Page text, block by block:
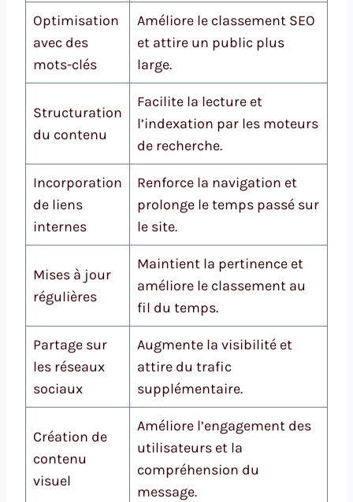
Optimisation
avec des
mots-clés
Améliore le classement SEO
et attire un public plus
large.
Structuration
du contenu
Facilite la lecture et
l’indexation par les moteurs
de recherche.
Incorporation
de liens
internes
Renforce la navigation et
prolonge le temps passé sur
le site.
Mises à jour
régulières
Maintient la pertinence et
améliore le classement au
fil du temps.
Partage sur
les réseaux
sociaux
Augmente la visibilité et
attire du trafic
supplémentaire.
Création de
contenu
visuel
Améliore l’engagement des
utilisateurs et la
compréhension du
message.